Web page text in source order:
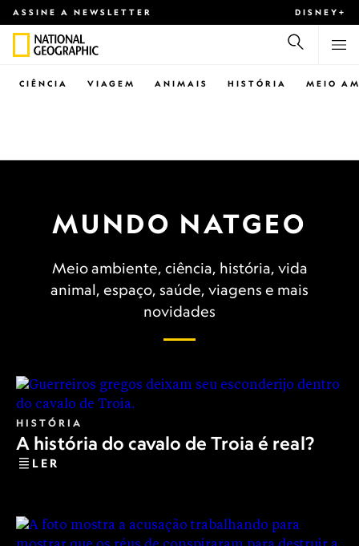
ASSINE A NEWSLETTER DISNEY+
CIÊNCIA VIAGEM ANIMAIS HISTÓRIA MEIO
MUNDO NATGEO
Meio ambiente, ciência, história, vida
animal, espaço, saúde, viagens e mais
novidades
HISTÓRIA
A história do cavalo de Troia é real?
LER